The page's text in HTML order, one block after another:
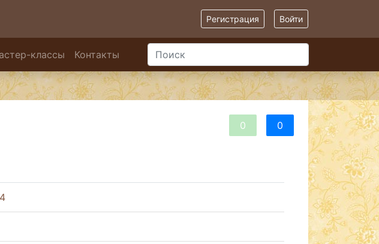
Регистрация Войти
классы Контакты
0 0